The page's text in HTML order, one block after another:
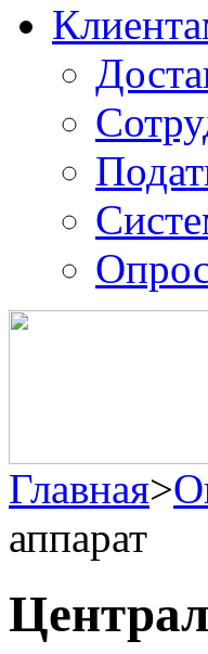
Главная>
аппарат